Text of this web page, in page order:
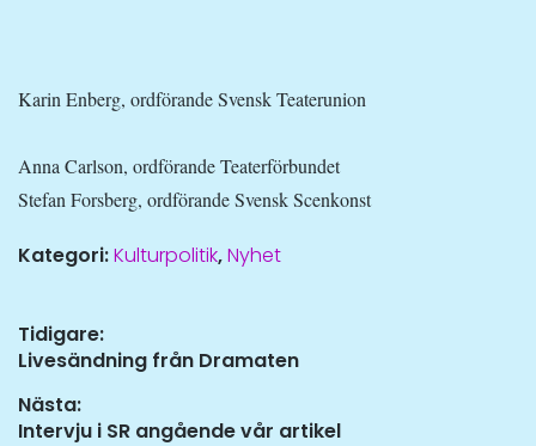
Karin Enberg, ordförande Svensk Teaterunion
Anna Carlson, ordförande Teaterförbundet
Stefan Forsberg, ordförande Svensk Scenkonst
Kategori:Kulturpolitik,Nyhet
Inläggsnavigering
Tidigare:
Tidigare
Livesändning från Dramaten
Nästa:
Nästa
Intervju i SR angående vår artikel